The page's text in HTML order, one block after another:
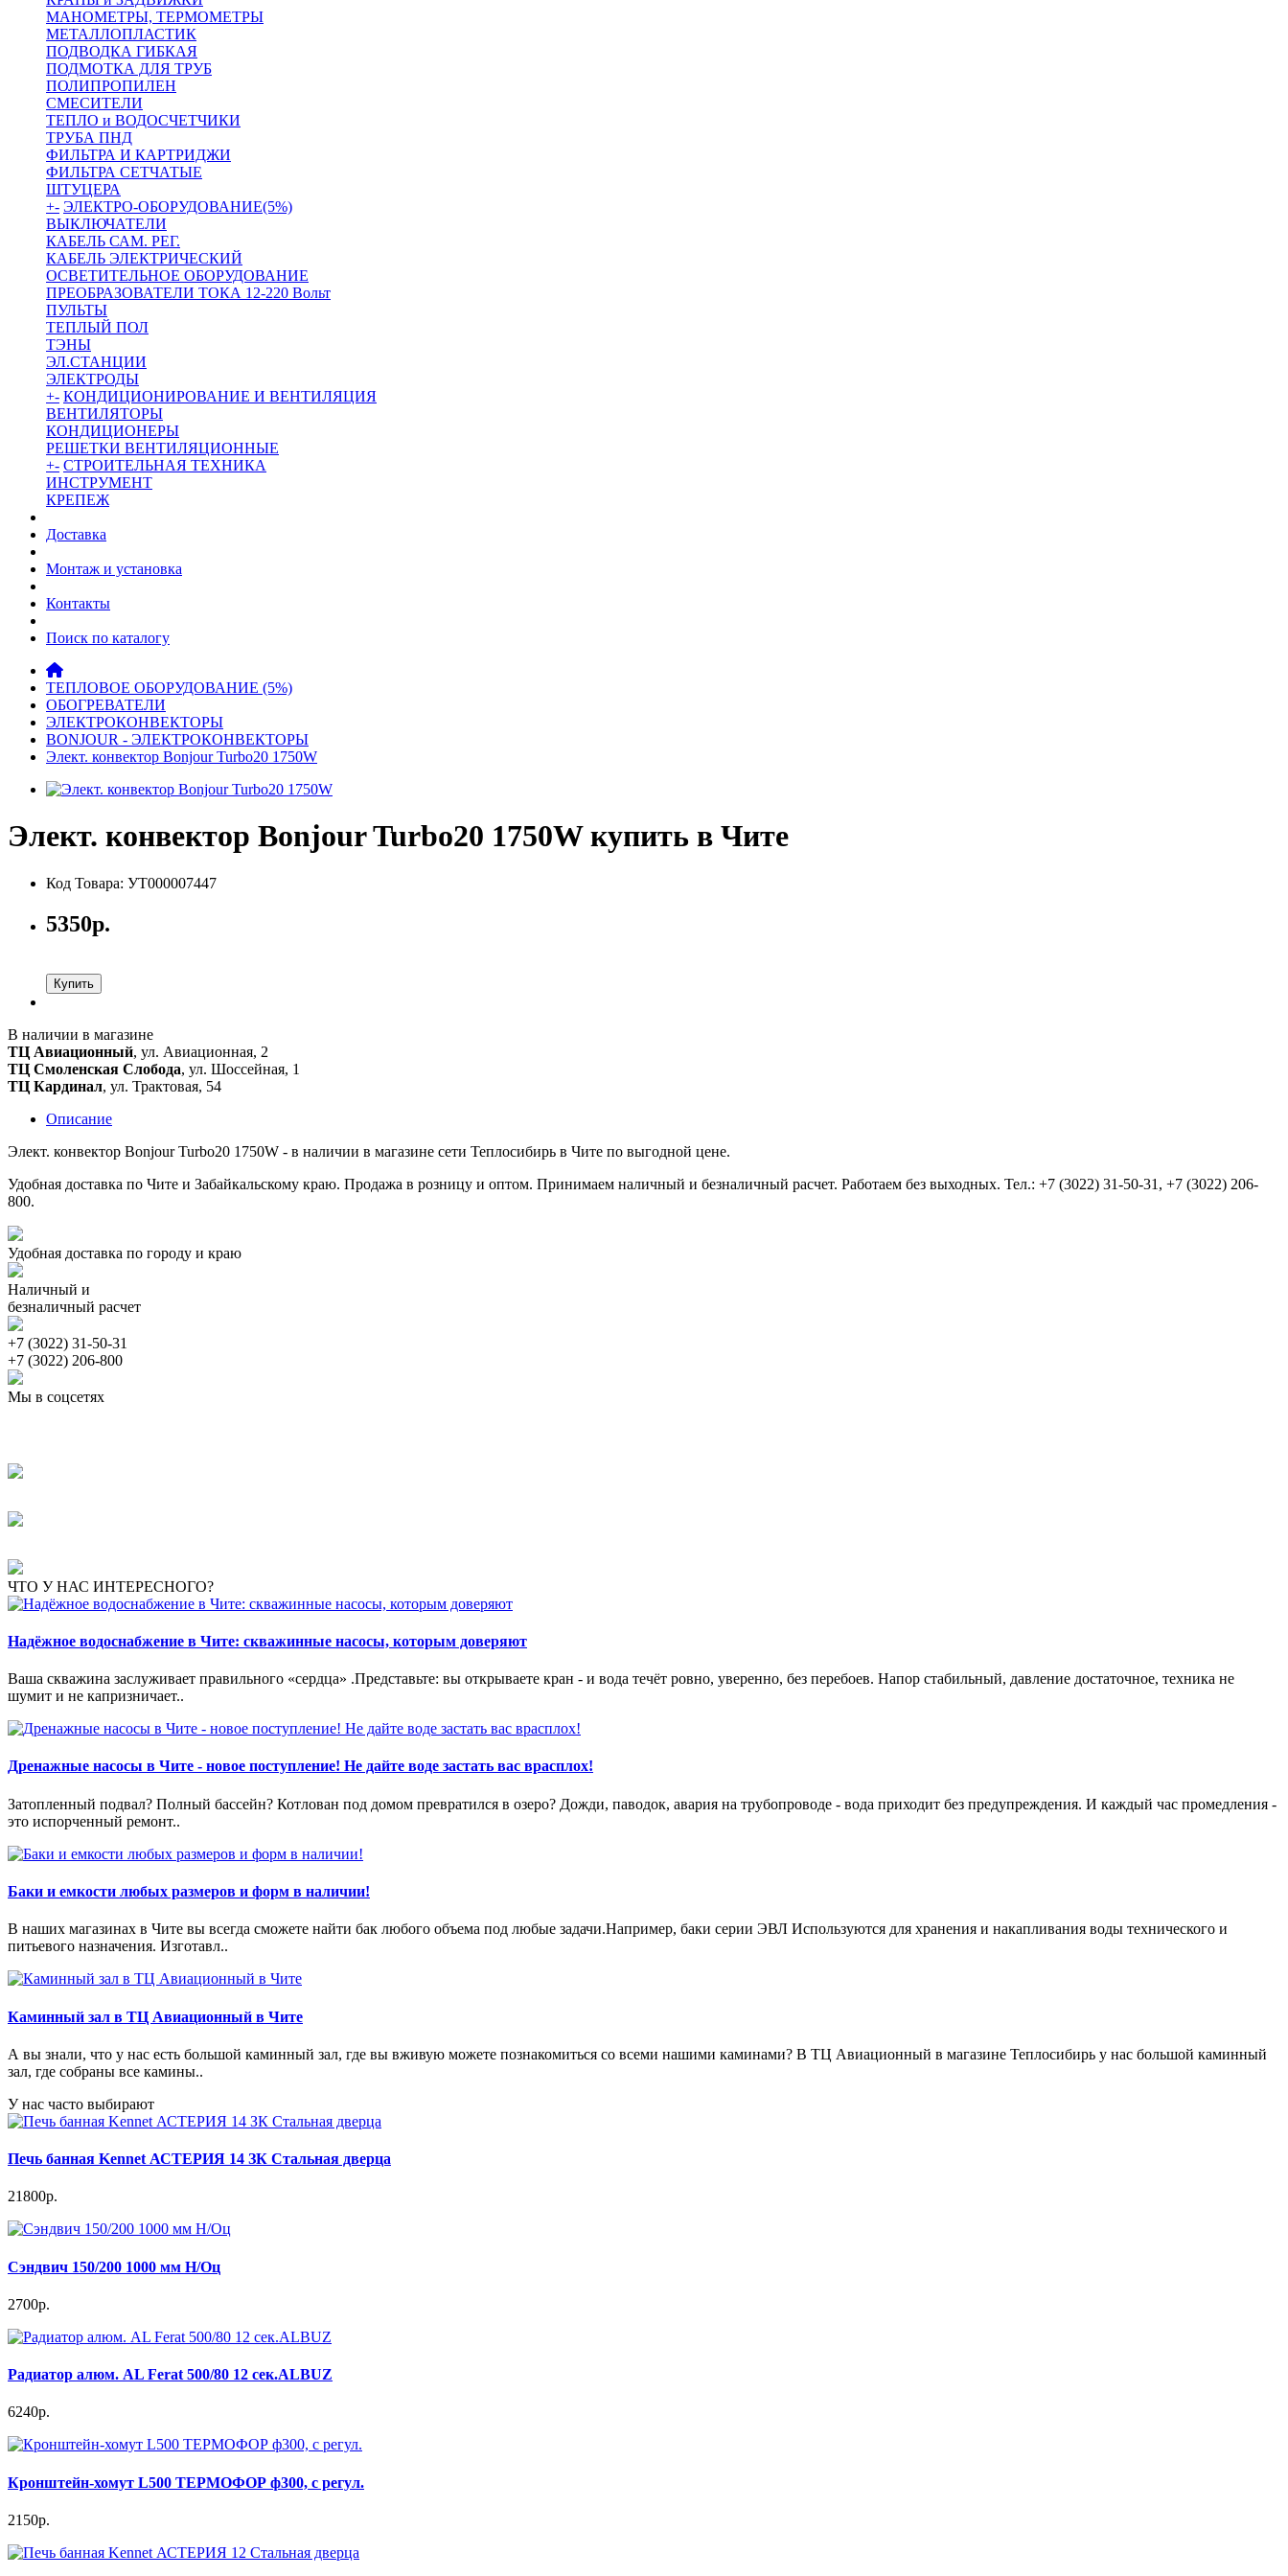
МАНОМЕТРЫ, ТЕРМОМЕТРЫ
МЕТАЛЛОПЛАСТИК
ПОДВОДКА ГИБКАЯ
ПОДМОТКА ДЛЯ ТРУБ
ПОЛИПРОПИЛЕН
СМЕСИТЕЛИ
ТЕПЛО и ВОДОСЧЕТЧИКИ
ТРУБА ПНД
ФИЛЬТРА И КАРТРИДЖИ
ФИЛЬТРА СЕТЧАТЫЕ
ШТУЦЕРА
+- ЭЛЕКТРО-ОБОРУДОВАНИЕ(5%)
ВЫКЛЮЧАТЕЛИ
КАБЕЛЬ САМ. РЕГ.
КАБЕЛЬ ЭЛЕКТРИЧЕСКИЙ
ОСВЕТИТЕЛЬНОЕ ОБОРУДОВАНИЕ
ПРЕОБРАЗОВАТЕЛИ ТОКА 12-220 Вольт
ПУЛЬТЫ
ТЕПЛЫЙ ПОЛ
ТЭНЫ
ЭЛ.СТАНЦИИ
ЭЛЕКТРОДЫ
+- КОНДИЦИОНИРОВАНИЕ И ВЕНТИЛЯЦИЯ
ВЕНТИЛЯТОРЫ
КОНДИЦИОНЕРЫ
РЕШЕТКИ ВЕНТИЛЯЦИОННЫЕ
+- СТРОИТЕЛЬНАЯ ТЕХНИКА
ИНСТРУМЕНТ
КРЕПЕЖ
Доставка
Монтаж и установка
Контакты
Поиск по каталогу
ТЕПЛОВОЕ ОБОРУДОВАНИЕ (5%)
ОБОГРЕВАТЕЛИ
ЭЛЕКТРОКОНВЕКТОРЫ
BONJOUR - ЭЛЕКТРОКОНВЕКТОРЫ
Элект. конвектор Bonjour Turbo20 1750W
Элект. конвектор Bonjour Turbo20 1750W купить в Чите
Код Товара: УТ000007447
5350р.
Купить
В наличии в магазине
ТЦ Авиационный, ул. Авиационная, 2
ТЦ Смоленская Слобода, ул. Шоссейная, 1
ТЦ Кардинал, ул. Трактовая, 54
Описание
Элект. конвектор Bonjour Turbo20 1750W - в наличии в магазине сети Теплосибирь в Чите по выгодной цене.
Удобная доставка по Чите и Забайкальскому краю. Продажа в розницу и оптом. Принимаем наличный и безналичный расчет. Работаем без выходных. Тел.: +7 (3022) 31-50-31, +7 (3022) 206-
800.
Удобная доставка по городу и краю
Наличный и
безналичный расчет
+7 (3022) 31-50-31
+7 (3022) 206-800
Мы в соцсетях
ЧТО У НАС ИНТЕРЕСНОГО?
Надёжное водоснабжение в Чите: скважинные насосы, которым доверяют
Ваша скважина заслуживает правильного «сердца» .Представьте: вы открываете кран - и вода течёт ровно, уверенно, без перебоев. Напор стабильный, давление достаточное, техника не
шумит и не капризничает..
Дренажные насосы в Чите - новое поступление! Не дайте воде застать вас врасплох!
Затопленный подвал? Полный бассейн? Котлован под домом превратился в озеро? Дожди, паводок, авария на трубопроводе - вода приходит без предупреждения. И каждый час промедления -
это испорченный ремонт..
Баки и емкости любых размеров и форм в наличии!
В наших магазинах в Чите вы всегда сможете найти бак любого объема под любые задачи.Например, баки серии ЭВЛ Используются для хранения и накапливания воды технического и
питьевого назначения. Изготавл..
Каминный зал в ТЦ Авиационный в Чите
А вы знали, что у нас есть большой каминный зал, где вы вживую можете познакомиться со всеми нашими каминами? В ТЦ Авиационный в магазине Теплосибирь у нас большой каминный
зал, где собраны все камины..
У нас часто выбирают
Печь банная Kennet АСТЕРИЯ 14 ЗК Стальная дверца
21800р.
Сэндвич 150/200 1000 мм Н/Оц
2700р.
Радиатор алюм. AL Ferat 500/80 12 сек.ALBUZ
6240р.
Кронштейн-хомут L500 ТЕРМОФОР ф300, с регул.
2150р.